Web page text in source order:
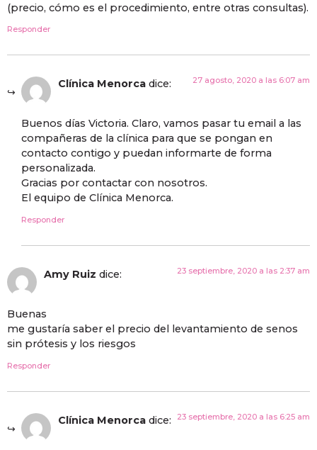
(precio, cómo es el procedimiento, entre otras consultas).
Responder
Clínica Menorca dice: 27 agosto, 2020 a las 6:07 am
Buenos días Victoria. Claro, vamos pasar tu email a las
compañeras de la clínica para que se pongan en
contacto contigo y puedan informarte de forma
personalizada.
Gracias por contactar con nosotros.
El equipo de Clínica Menorca.
Responder
Amy Ruiz dice: 23 septiembre, 2020 a las 2:37 am
Buenas
me gustaría saber el precio del levantamiento de senos
sin prótesis y los riesgos
Responder
Clínica Menorca dice: 23 septiembre, 2020 a las 6:25 am